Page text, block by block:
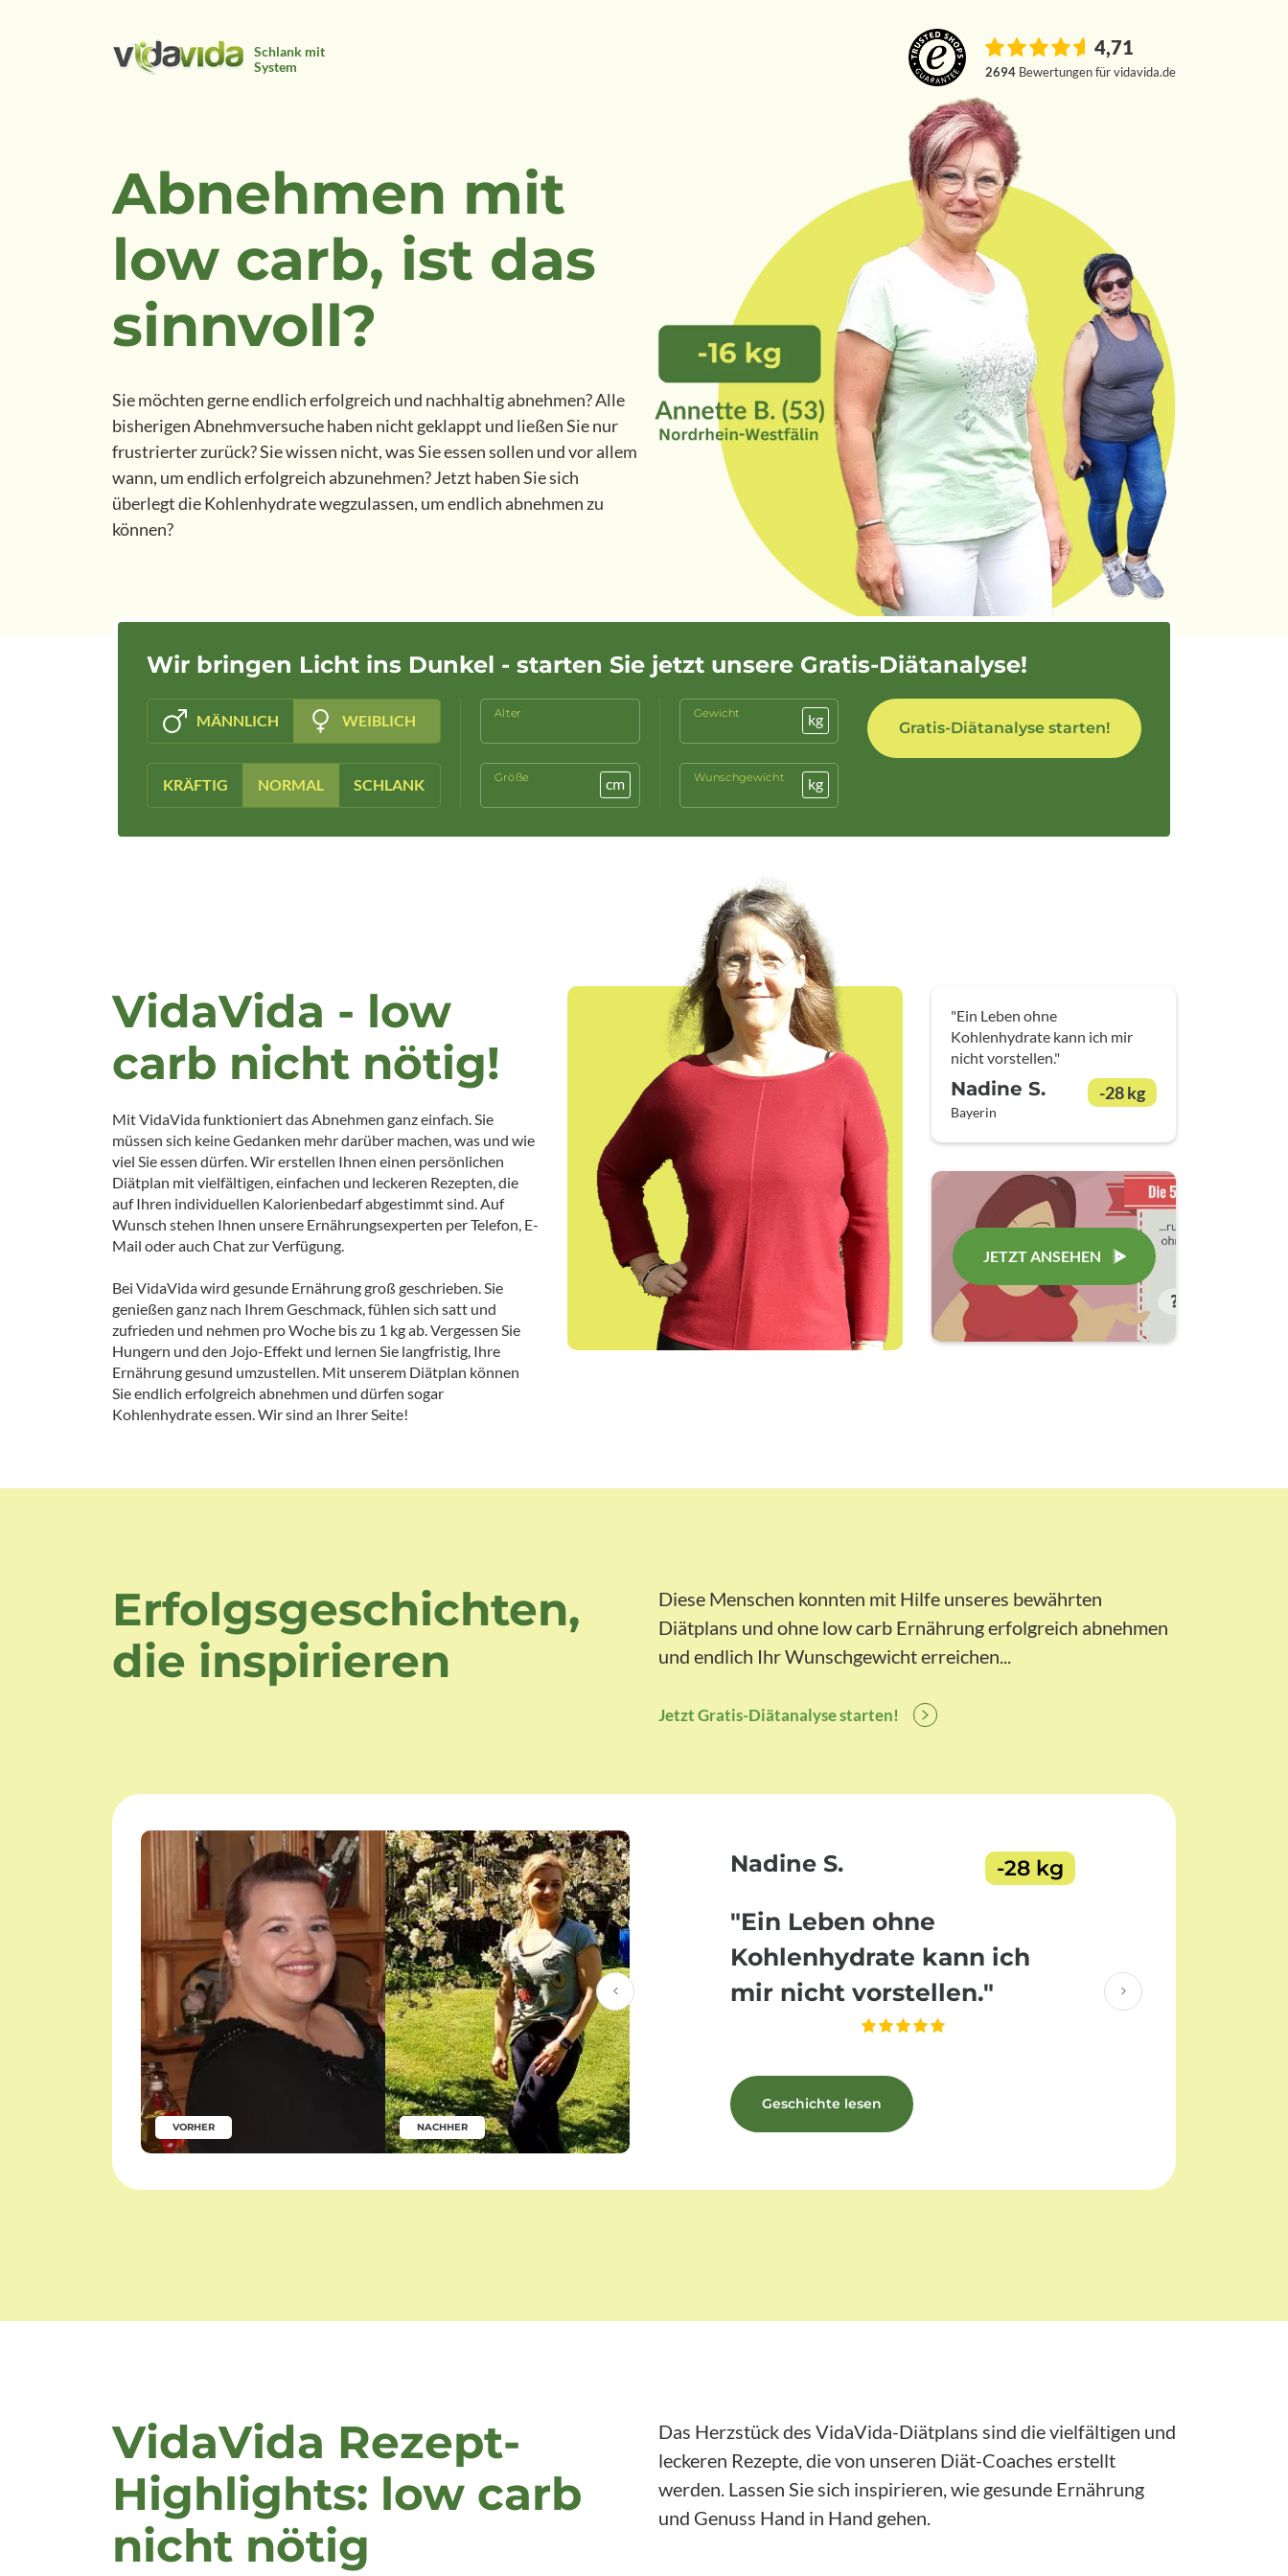
Schlank mit
System
4,71
2694 Bewertungen für vidavida.de
Abnehmen mit
low carb, ist das
sinnvoll?
Sie möchten gerne endlich erfolgreich und nachhaltig abnehmen? Alle
bisherigen Abnehmversuche haben nicht geklappt und ließen Sie nur
frustrierter zurück? Sie wissen nicht, was Sie essen sollen und vor allem
wann, um endlich erfolgreich abzunehmen? Jetzt haben Sie sich
überlegt die Kohlenhydrate wegzulassen, um endlich abnehmen zu
können?
Wir bringen Licht ins Dunkel - starten Sie jetzt unsere Gratis-Diätanalyse!
MÄNNLICH WEIBLICH
KRÄFTIG NORMAL SCHLANK
Alter
Größe cm
Gewicht kg
Wunschgewicht kg
VidaVida - low
carb nicht nötig!
Mit VidaVida funktioniert das Abnehmen ganz einfach. Sie
müssen sich keine Gedanken mehr darüber machen, was und wie
viel Sie essen dürfen. Wir erstellen Ihnen einen persönlichen
Diätplan mit vielfältigen, einfachen und leckeren Rezepten, die
auf Ihren individuellen Kalorienbedarf abgestimmt sind. Auf
Wunsch stehen Ihnen unsere Ernährungsexperten per Telefon, E-
Mail oder auch Chat zur Verfügung.
Bei VidaVida wird gesunde Ernährung groß geschrieben. Sie
genießen ganz nach Ihrem Geschmack, fühlen sich satt und
zufrieden und nehmen pro Woche bis zu 1 kg ab. Vergessen Sie
Hungern und den Jojo-Effekt und lernen Sie langfristig, Ihre
Ernährung gesund umzustellen. Mit unserem Diätplan können
Sie endlich erfolgreich abnehmen und dürfen sogar
Kohlenhydrate essen. Wir sind an Ihrer Seite!
"Ein Leben ohne
Kohlenhydrate kann ich mir
nicht vorstellen."
Nadine S.
Bayerin
-28 kg
JETZT ANSEHEN
Erfolgsgeschichten,
die inspirieren
Diese Menschen konnten mit Hilfe unseres bewährten
Diätplans und ohne low carb Ernährung erfolgreich abnehmen
und endlich Ihr Wunschgewicht erreichen...
Jetzt Gratis-Diätanalyse starten!
VORHER NACHHER
Nadine S. -28 kg
"Ein Leben ohne
Kohlenhydrate kann ich
mir nicht vorstellen."
Geschichte lesen
VidaVida Rezept-
Highlights: low carb
nicht nötig
Das Herzstück des VidaVida-Diätplans sind die vielfältigen und
leckeren Rezepte, die von unseren Diät-Coaches erstellt
werden. Lassen Sie sich inspirieren, wie gesunde Ernährung
und Genuss Hand in Hand gehen.